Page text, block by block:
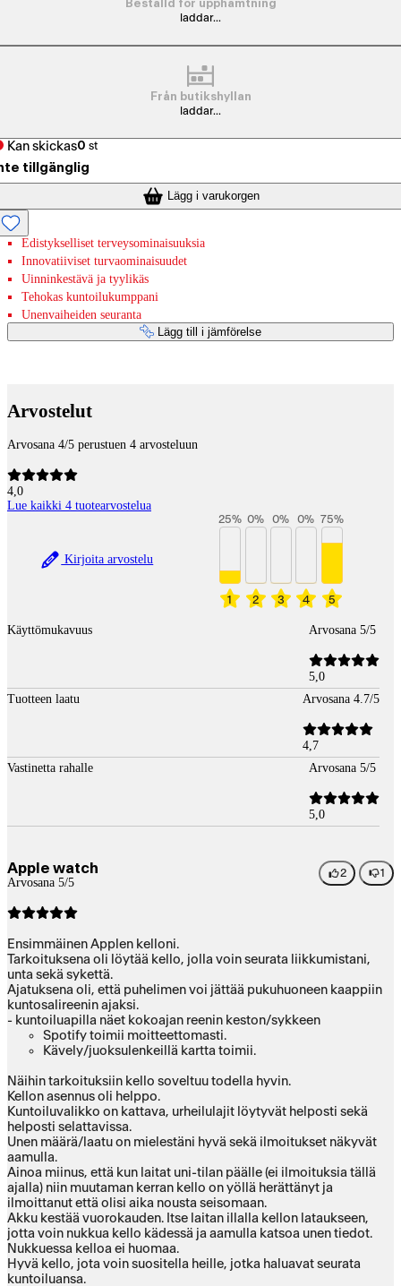
Beställd för upphämtning
laddar...
Från butikshyllan
laddar...
Kan skickas0 st
tillgänglig
Lägg i varukorgen
Edistykselliset terveysominaisuuksia
Innovatiiviset turvaominaisuudet
Uinninkestävä ja tyylikäs
Tehokas kuntoilukumppani
Unenvaiheiden seuranta
Lägg till i jämförelse
Arvostelut
Arvosana 4/5 perustuen 4 arvosteluun
4,0
Lue kaikki 4 tuotearvostelua
Kirjoita arvostelu
1
25%
2
0%
3
0%
4
0%
5
75%
Käyttömukavuus Arvosana 5/5
5,0
Tuotteen laatu
Arvosana 4.7/5
4,7
Vastinetta rahalle
Arvosana 5/5
5,0
Apple watch
Arvosana 5/5
2 1
Ensimmäinen Applen kelloni.
Tarkoituksena oli löytää kello, jolla voin seurata liikkumistani,
unta sekä sykettä.
Ajatuksena oli, että puhelimen voi jättää pukuhuoneen kaappiin
kuntosalireenin ajaksi.
- kuntoiluapilla näet kokoajan reenin keston/sykkeen
Spotify toimii moitteettomasti.
Kävely/juoksulenkeillä kartta toimii.
Näihin tarkoituksiin kello soveltuu todella hyvin.
Kellon asennus oli helppo.
Kuntoiluvalikko on kattava, urheilulajit löytyvät helposti sekä
helposti selattavissa.
Unen määrä/laatu on mielestäni hyvä sekä ilmoitukset näkyvät
aamulla.
Ainoa miinus, että kun laitat uni-tilan päälle (ei ilmoituksia tällä
ajalla) niin muutaman kerran kello on yöllä herättänyt ja
ilmoittanut että olisi aika nousta seisomaan.
Akku kestää vuorokauden. Itse laitan illalla kellon lataukseen,
jotta voin nukkua kello kädessä ja aamulla katsoa unen tiedot.
Nukkuessa kelloa ei huomaa.
Hyvä kello, jota voin suositella heille, jotka haluavat seurata
kuntoiluansa.